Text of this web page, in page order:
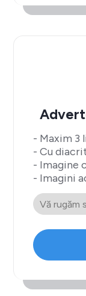
- Maxim 3
- Cu
- Imagine
- Imagini